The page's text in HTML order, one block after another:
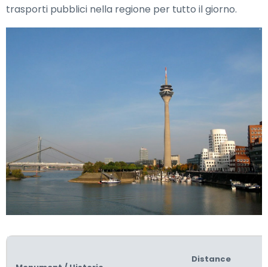
trasporti pubblici nella regione per tutto il giorno.
Distance